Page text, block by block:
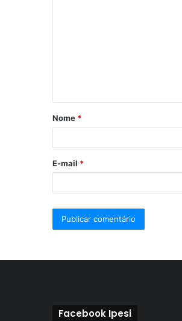
Nome *
E-mail *
Facebook Ipesi